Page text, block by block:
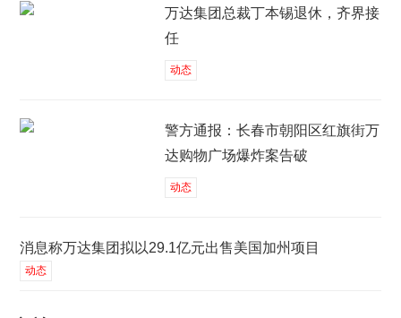
万达集团总裁丁本锡退休，齐界接
任
动态
警方通报：长春市朝阳区红旗街万
达购物广场爆炸案告破
动态
消息称万达集团拟以29.1亿元出售美国加州项目
动态